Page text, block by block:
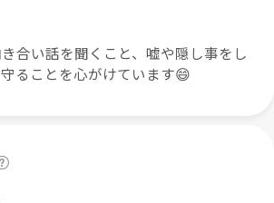
合い話を聞くこと、嘘や隠し事をし
ることを心がけています😄